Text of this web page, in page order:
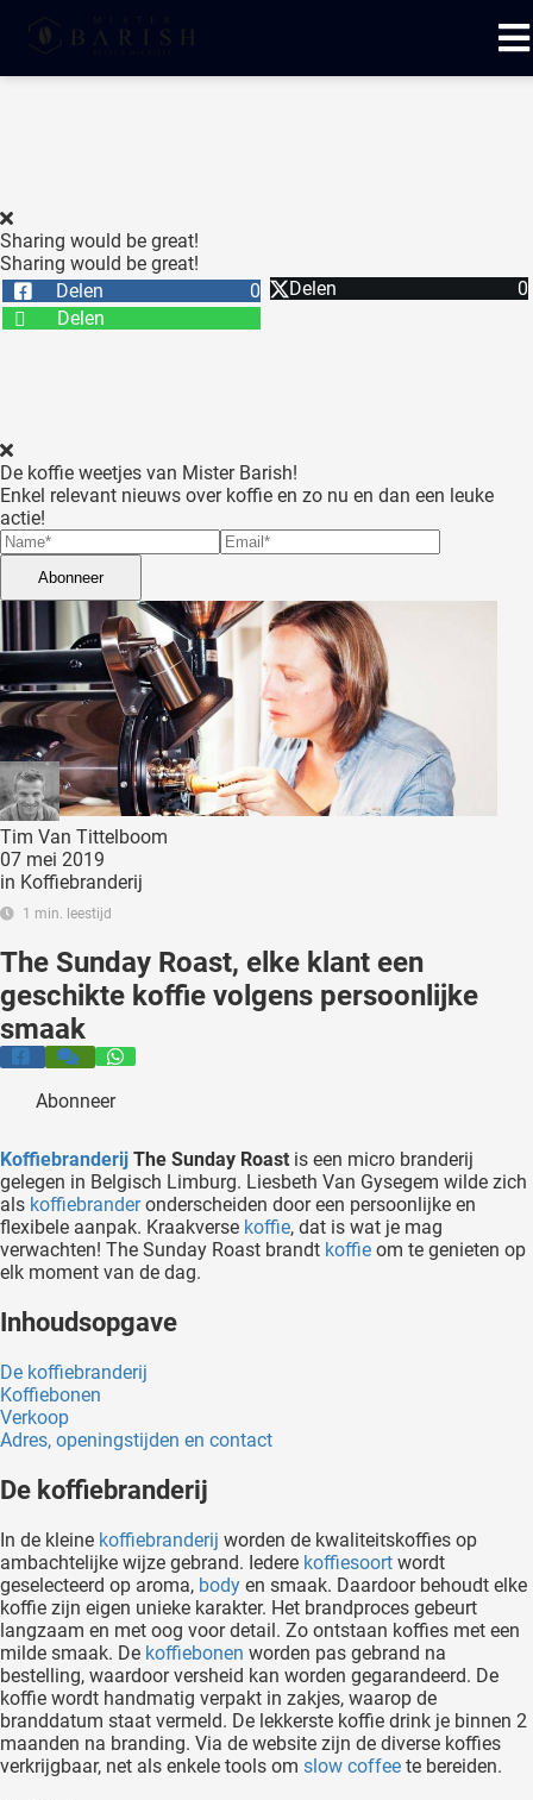
Sharing would be great!
Sharing would be great!
Delen
0 Delen
0
Delen
De koffie weetjes van Mister Barish!
Enkel relevant nieuws over koffie en zo nu en dan een leuke
actie!
Abonneer
Tim Van Tittelboom
07 mei 2019
in Koffiebranderij
1 min. leestijd
The Sunday Roast, elke klant een
geschikte koffie volgens persoonlijke
smaak
Abonneer
Koffiebranderij The Sunday Roast is een micro branderij
gelegen in Belgisch Limburg. Liesbeth Van Gysegem wilde zich
als koffiebranderonderscheiden door een persoonlijke en
flexibele aanpak. Kraakverse koffie, dat is wat je mag
verwachten! The Sunday Roast brandt koffie om te genieten op
elk moment van de dag.
Inhoudsopgave
De koffiebranderij
Koffiebonen
Verkoop
Adres, openingstijden en contact
De koffiebranderij
In de kleine koffiebranderij worden de kwaliteitskoffies op
ambachtelijke wijze gebrand. Iedere koffiesoort wordt
geselecteerd op aroma, body en smaak. Daardoor behoudt elke
koffie zijn eigen unieke karakter. Het brandproces gebeurt
langzaam en met oog voor detail. Zo ontstaan koffies met een
milde smaak. De koffiebonen worden pas gebrand na
bestelling, waardoor versheid kan worden gegarandeerd. De
koffie wordt handmatig verpakt in zakjes, waarop de
branddatum staat vermeld. De lekkerste koffie drink je binnen 2
maanden na branding. Via de website zijn de diverse koffies
verkrijgbaar, net als enkele tools om slow coffee te bereiden.
en
kan de
niet
worden
om
te
over
van
op
gebruikt
te
Hierdoor
website-